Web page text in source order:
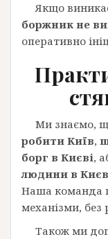
Якщо
боржник не
оперативно
Ми знаємо,
робити Київ,
борг в Києві,
людини в
Наша команда
механізми, без
Також ми